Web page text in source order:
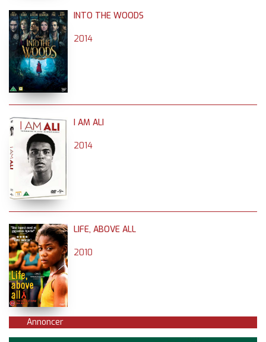
INTO THE WOODS
2014
I AM ALI
2014
LIFE, ABOVE ALL
2010
Annoncer